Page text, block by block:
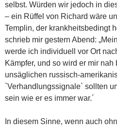
selbst. Würden wir jedoch in
– ein Rüffel von Richard wäre
Templin, der krankheitsbedingt
schrieb mir gestern Abend:
werde ich individuell vor Ort
Kämpfer, und so wird er mir
unsäglichen russisch-
`Verhandlungssignale` sollten
sein wie er es immer war.´
In diesem Sinne, wenn auch